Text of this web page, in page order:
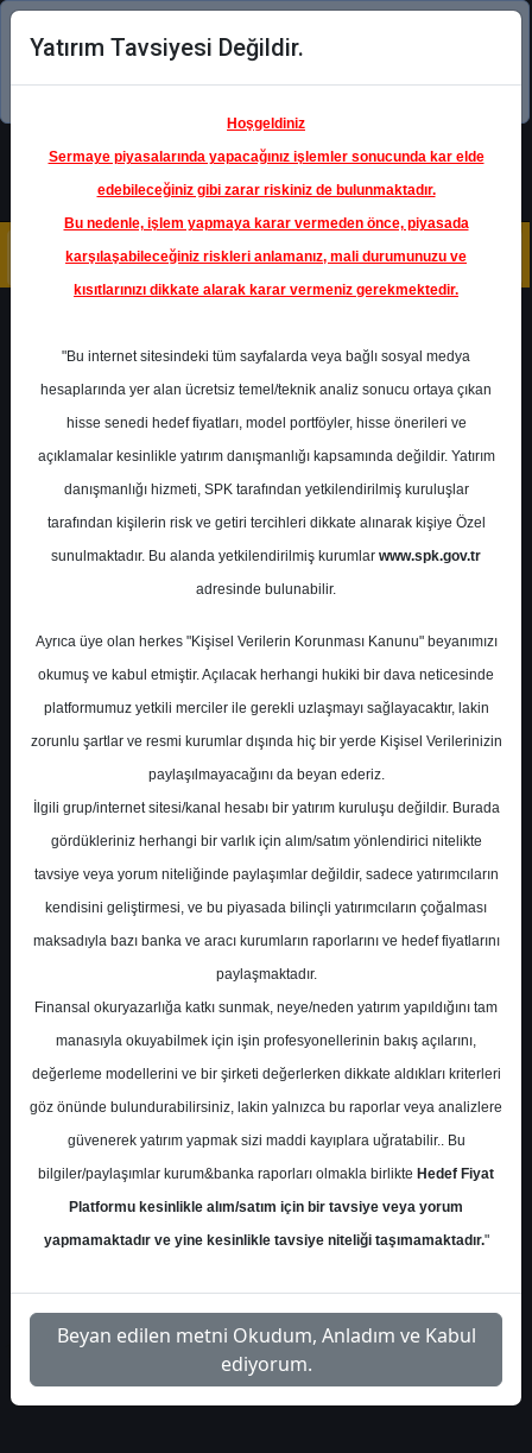
Şimdi uygulamayı indirin!
Ana Sayfa
Raporlar
Marbaş Menkul Değerler
PGSUS - Teknik Analiz
Marbaş Menkul Değerler
Pegasus Teknik Analiz ve Hedef fiyatlar
S.No Dosya Adı İndir
1
marbas-menkul-pgsus-
teknik-analiz-44930
İlgili
Dosyayı
Yatırım Tavsiyesi Değildir.
Hoşgeldiniz
Sermaye piyasalarında yapacağınız işlemler sonucunda kar elde
edebileceğiniz gibi zarar riskiniz de bulunmaktadır.
Bu nedenle, işlem yapmaya karar vermeden önce, piyasada
karşılaşabileceğiniz riskleri anlamanız, mali durumunuzu ve
kısıtlarınızı dikkate alarak karar vermeniz gerekmektedir.
"Bu internet sitesindeki tüm sayfalarda veya bağlı sosyal medya
hesaplarında yer alan ücretsiz temel/teknik analiz sonucu ortaya çıkan
hisse senedi hedef fiyatları, model portföyler, hisse önerileri ve
açıklamalar kesinlikle yatırım danışmanlığı kapsamında değildir. Yatırım
danışmanlığı hizmeti, SPK tarafından yetkilendirilmiş kuruluşlar
tarafından kişilerin risk ve getiri tercihleri dikkate alınarak kişiye Özel
sunulmaktadır. Bu alanda yetkilendirilmiş kurumlar www.spk.gov.tr
adresinde bulunabilir.
Ayrıca üye olan herkes "Kişisel Verilerin Korunması Kanunu" beyanımızı
okumuş ve kabul etmiştir. Açılacak herhangi hukiki bir dava neticesinde
platformumuz yetkili merciler ile gerekli uzlaşmayı sağlayacaktır, lakin
zorunlu şartlar ve resmi kurumlar dışında hiç bir yerde Kişisel Verilerinizin
paylaşılmayacağını da beyan ederiz.
İlgili grup/internet sitesi/kanal hesabı bir yatırım kuruluşu değildir. Burada
gördükleriniz herhangi bir varlık için alım/satım yönlendirici nitelikte
tavsiye veya yorum niteliğinde paylaşımlar değildir, sadece yatırımcıların
kendisini geliştirmesi, ve bu piyasada bilinçli yatırımcıların çoğalması
maksadıyla bazı banka ve aracı kurumların raporlarını ve hedef fiyatlarını
paylaşmaktadır.
Finansal okuryazarlığa katkı sunmak, neye/neden yatırım yapıldığını tam
manasıyla okuyabilmek için işin profesyonellerinin bakış açılarını,
değerleme modellerini ve bir şirketi değerlerken dikkate aldıkları kriterleri
göz önünde bulundurabilirsiniz, lakin yalnızca bu raporlar veya analizlere
güvenerek yatırım yapmak sizi maddi kayıplara uğratabilir.. Bu
bilgiler/paylaşımlar kurum&banka raporları olmakla birlikte Hedef Fiyat
Platformu kesinlikle alım/satım için bir tavsiye veya yorum
yapmamaktadır ve yine kesinlikle tavsiye niteliği taşımamaktadır."
Beyan edilen metni Okudum, Anladım ve Kabul
ediyorum.